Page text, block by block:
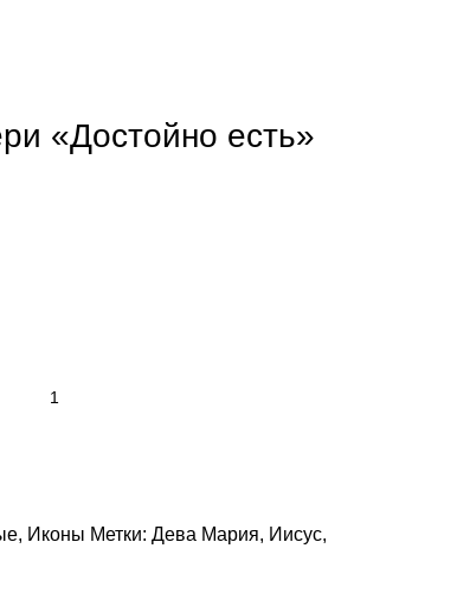
«Достойно есть»
, Иконы Метки: Дева Мария, Иисус,